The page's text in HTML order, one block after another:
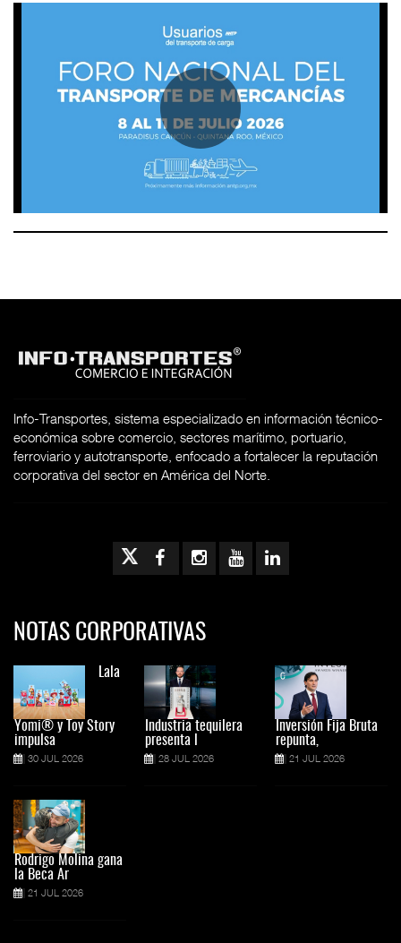
Info-Transportes, sistema especializado en información técnico-
económica sobre comercio, sectores marítimo, portuario,
ferroviario y autotransporte, enfocado a fortalecer la reputación
corporativa del sector en América del Norte.
NOTAS CORPORATIVAS
Lala
Yomi® y Toy Story
impulsa
30 JUL 2026
Rodrigo Molina gana
la Beca Ar
21 JUL 2026
Industria tequilera
presenta l
28 JUL 2026
Inversión Fija Bruta
repunta,
21 JUL 2026